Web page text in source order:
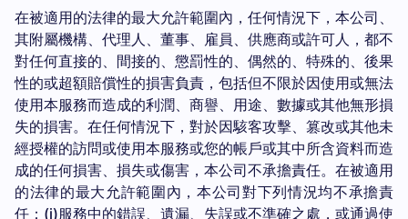
在被適用的法律的最大允許範圍內，任何情況下，本公司、
其附屬機構、代理人、董事、雇員、供應商或許可人，都不
對任何直接的、間接的、懲罰性的、偶然的、特殊的、後果
性的或超額賠償性的損害負責，包括但不限於因使用或無法
使用本服務而造成的利潤、商譽、用途、數據或其他無形損
失的損害。在任何情況下，對於因駭客攻擊、篡改或其他未
經授權的訪問或使用本服務或您的帳戶或其中所含資料而造
成的任何損害、損失或傷害，本公司不承擔責任。在被適用
的法律的最大允許範圍內，本公司對下列情況均不承擔責
任：(i)服務中的錯誤、遺漏、失誤或不準確之處，或通過使